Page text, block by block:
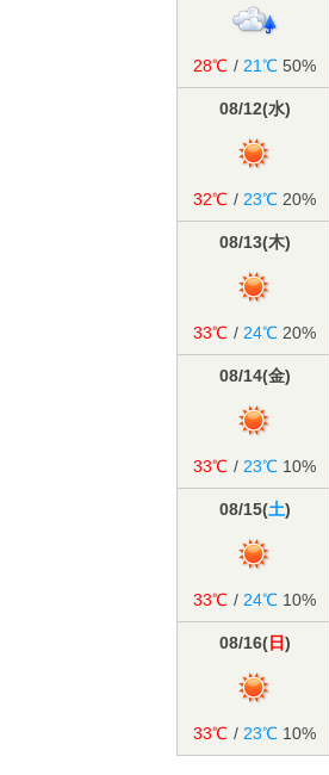
28℃ / 21℃ 50%
08/12(水)
32℃ / 23℃ 20%
08/13(木)
33℃ / 24℃ 20%
08/14(金)
33℃ / 23℃ 10%
08/15(土)
33℃ / 24℃ 10%
08/16(日)
33℃ / 23℃ 10%